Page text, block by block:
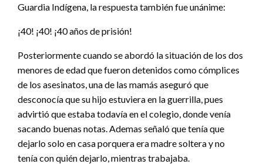
Guardia Indígena, la respuesta también fue unánime:
¡40! ¡40! ¡40 años de prisión!
Posteriormente cuando se abordó la situación de los dos
menores de edad que fueron detenidos como cómplices
de los asesinatos, una de las mamás aseguró que
desconocía que su hijo estuviera en la guerrilla, pues
advirtió que estaba todavía en el colegio, donde venía
sacando buenas notas. Ademas señaló que tenía que
dejarlo solo en casa porquera era madre soltera y no
tenía con quién dejarlo, mientras trabajaba.